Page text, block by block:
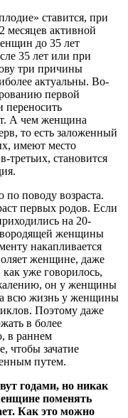
ставится, при
месяцев активной
до 35 лет
35 лет или при
три причины
актуальны. Во-
первой
переносить
А чем женщина
то есть заложенный
имеют место
третьих, становится
поводу возраста.
первых родов. Если
на 20-
женщины
накапливается
женщине, даже
уже говорилось,
он у женщины
всю жизнь у женщины
Поэтому даже
в более
в раннем
чтобы зачатие
путем.
годами, но никак
поменять
Как это можно